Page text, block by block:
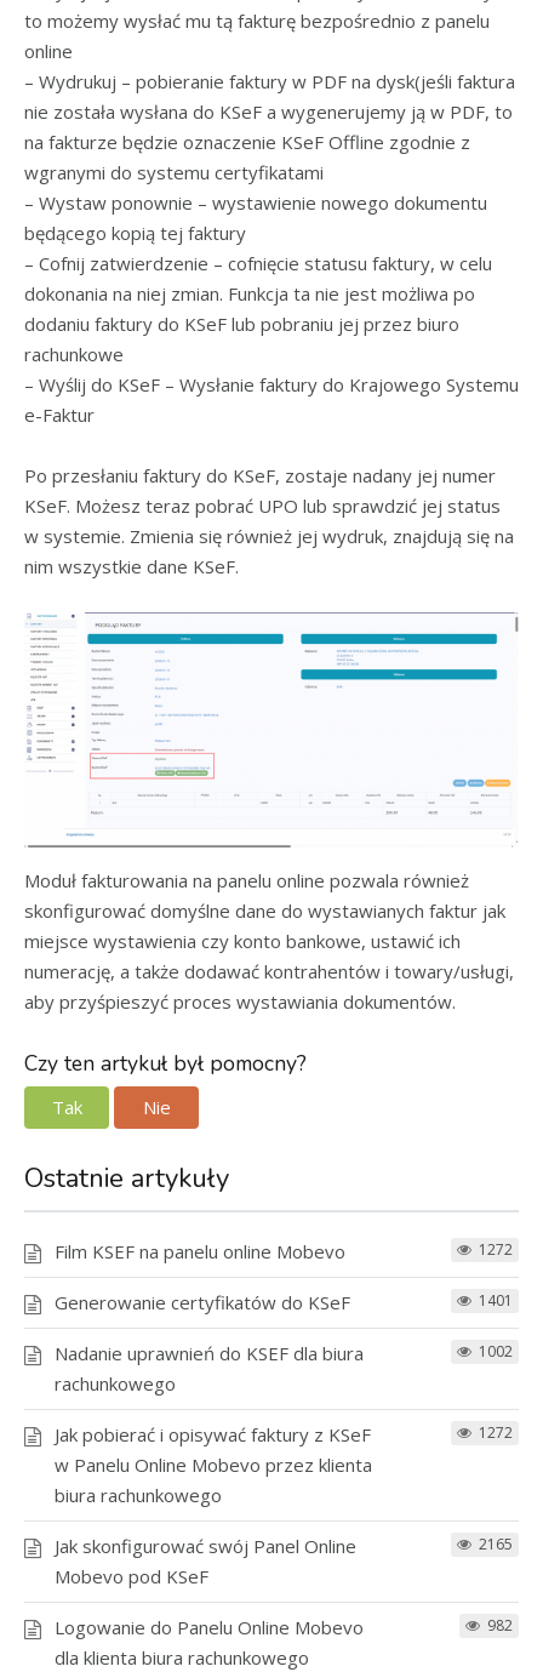
to możemy wysłać mu tą fakturę bezpośrednio z panelu
online
– Wydrukuj – pobieranie faktury w PDF na dysk(jeśli faktura
nie została wysłana do KSeF a wygenerujemy ją w PDF, to
na fakturze będzie oznaczenie KSeF Offline zgodnie z
wgranymi do systemu certyfikatami
– Wystaw ponownie – wystawienie nowego dokumentu
będącego kopią tej faktury
– Cofnij zatwierdzenie – cofnięcie statusu faktury, w celu
dokonania na niej zmian. Funkcja ta nie jest możliwa po
dodaniu faktury do KSeF lub pobraniu jej przez biuro
rachunkowe
– Wyślij do KSeF – Wysłanie faktury do Krajowego Systemu
e-Faktur
Po przesłaniu faktury do KSeF, zostaje nadany jej numer
KSeF. Możesz teraz pobrać UPO lub sprawdzić jej status
w systemie. Zmienia się również jej wydruk, znajdują się na
nim wszystkie dane KSeF.
Moduł fakturowania na panelu online pozwala również
skonfigurować domyślne dane do wystawianych faktur jak
miejsce wystawienia czy konto bankowe, ustawić ich
numerację, a także dodawać kontrahentów i towary/usługi,
aby przyśpieszyć proces wystawiania dokumentów.
Czy ten artykuł był pomocny?
Tak Nie
Ostatnie artykuły
Film KSEF na panelu online Mobevo 1272
Generowanie certyfikatów do KSeF 1401
Nadanie uprawnień do KSEF dla biura
rachunkowego
1002
Jak pobierać i opisywać faktury z KSeF
w Panelu Online Mobevo przez klienta
biura rachunkowego
1272
Jak skonfigurować swój Panel Online
Mobevo pod KSeF
2165
Logowanie do Panelu Online Mobevo
dla klienta biura rachunkowego
982